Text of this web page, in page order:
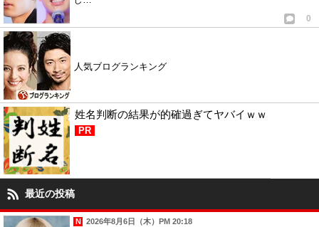
0
人気ブログランキング
姓名判断の結果が的確過ぎてヤバイｗｗ
PR
最近の投稿
2026年8月6日（木）PM 20:18